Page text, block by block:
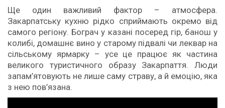
Ще один важливий фактор – атмосфера.
Закарпатську кухню рідко сприймають окремо від
самого регіону. Бограч у казані посеред гір, банош у
колибі, домашнє вино у старому підвалі чи леквар на
сільському ярмарку – усе це працює як частина
великого туристичного образу Закарпаття. Люди
запам’ятовують не лише саму страву, а й емоцію, яка
з нею пов’язана.